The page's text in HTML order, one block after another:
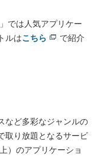
では人気アプリケー
ルはこちら
で紹介
など多彩なジャンルの
取り放題となるサービ
）のアプリケーショ